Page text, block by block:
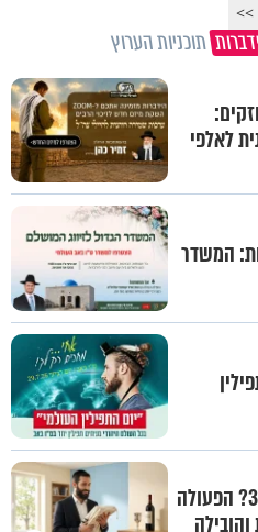
>>
תוכניות הערוץ
לאלפי
המשדר
מה הסיכוי להתחתן בגיל 37? הפעולה